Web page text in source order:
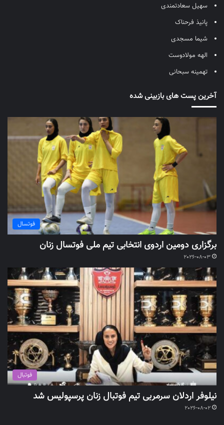
سهیل سعادتمندی
پانیذ فرحناک
شیما مسجدی
الهه مولادوست
تهمینه سبحانی
آخرین پست های بازبینی شده
فوتسال
برگزاری دومین اردوی انتخابی تیم ملی فوتسال زنان
2026-08-03
فوتبال
نیلوفر اردلان سرمربی تیم فوتبال زنان پرسپولیس شد
2026-08-02